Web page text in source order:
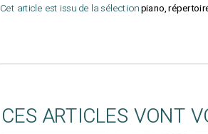
Cet article est issu de la sélectionpiano,
CES ARTICLES VONT